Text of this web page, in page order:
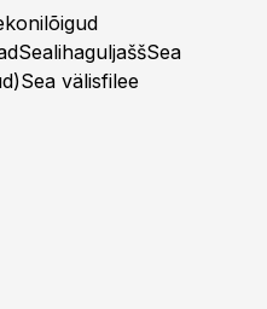
välisfilee